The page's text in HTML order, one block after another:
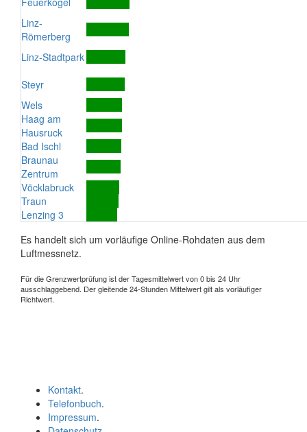
Linz-
Römerberg
Linz-Stadtpark
Steyr
Wels
Haag am
Hausruck
Bad Ischl
Braunau
Zentrum
Vöcklabruck
Traun
Lenzing 3
Es handelt sich um vorläufige Online-Rohdaten aus dem
Luftmessnetz.
Für die Grenzwertprüfung ist der Tagesmittelwert von 0 bis 24 Uhr
ausschlaggebend. Der gleitende 24-Stunden Mittelwert gilt als vorläufiger
Richtwert.
Kontakt.
Telefonbuch.
Impressum.